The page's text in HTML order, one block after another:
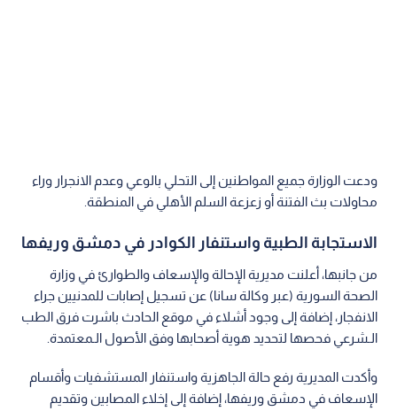
ودعت الوزارة جميع المواطنين إلى التحلي بالوعي وعدم الانجرار وراء
محاولات بث الفتنة أو زعزعة السلم الأهلي في المنطقة.
الاستجابة الطبية واستنفار الكوادر في دمشق وريفها
من جانبها، أعلنت مديرية الإحالة والإسعاف والطوارئ في وزارة
الصحة السورية (عبر وكالة سانا) عن تسجيل إصابات للمدنيين جراء
الانفجار، إضافة إلى وجود أشلاء في موقع الحادث باشرت فرق الطب
الـشرعي فحصها لتحديد هوية أصحابها وفق الأصول الـمعتمدة.
وأكدت المديرية رفع حالة الجاهزية واستنفار المستشفيات وأقسام
الإسعاف في دمشق وريفها، إضافة إلى إخلاء المصابين وتقديم